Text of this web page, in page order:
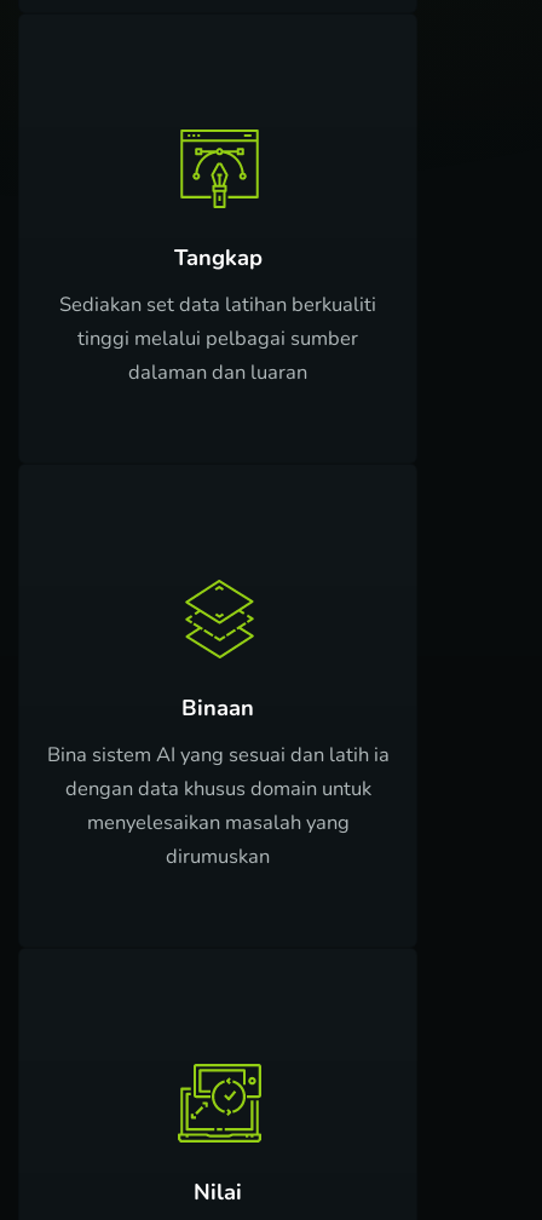
Tangkap
Sediakan set data latihan berkualiti
tinggi melalui pelbagai sumber
dalaman dan luaran
Binaan
Bina sistem AI yang sesuai dan latih ia
dengan data khusus domain untuk
menyelesaikan masalah yang
dirumuskan
Nilai